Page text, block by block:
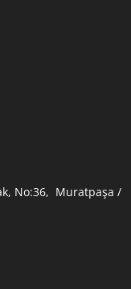
No:36, Muratpaşa /